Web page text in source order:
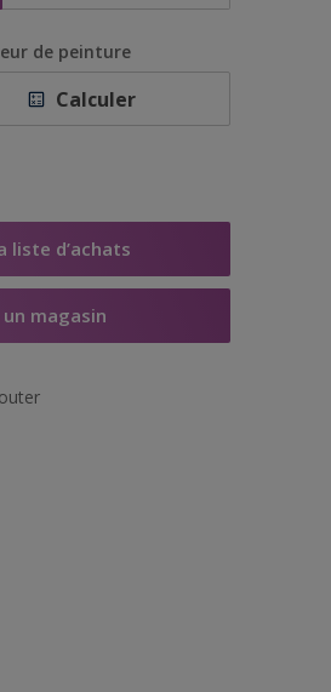
de peinture
Calculer
liste d’achats
magasin